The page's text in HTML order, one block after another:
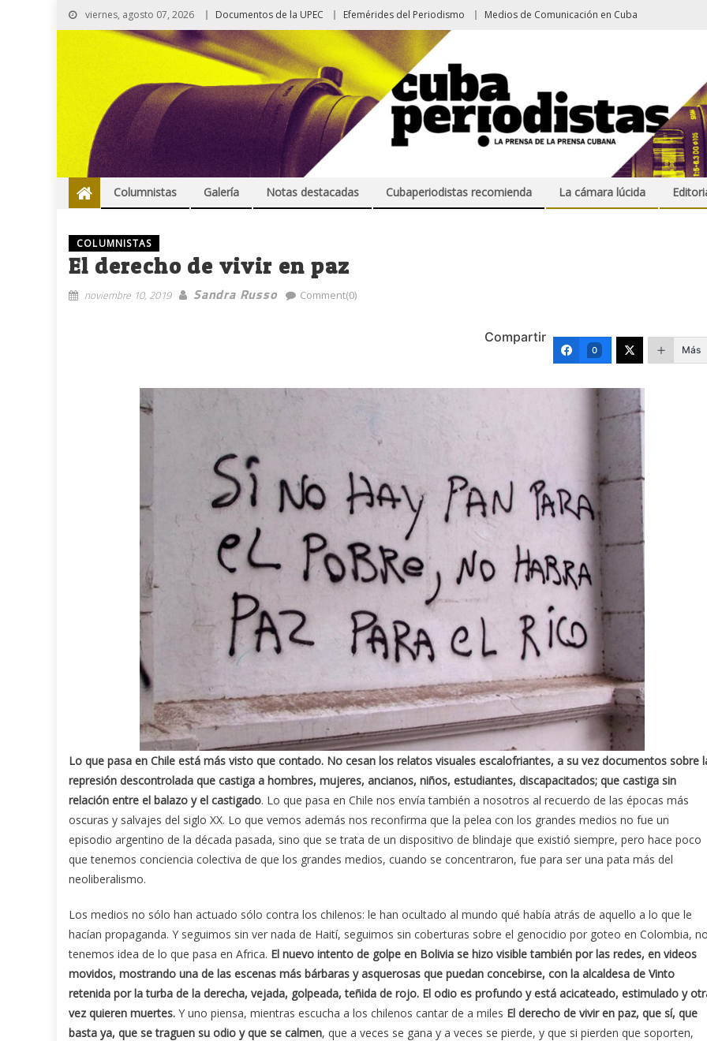
viernes, agosto 07, 2026 Documentos de la UPEC Efemérides del Periodismo Medios de Comunicación en Cuba
Columnistas Galería Notas destacadas Cubaperiodistas recomienda La cámara lúcida
COLUMNISTAS
El derecho de vivir en paz
noviembre 10, 2019 Sandra Russo Comment(0)
Compartir
0 Más
Lo que pasa en Chile está más visto que contado. No cesan los relatos visuales escalofriantes, a su vez documentos sobre
represión descontrolada que castiga a hombres, mujeres, ancianos, niños, estudiantes, discapacitados; que castiga sin
relación entre el balazo y el castigado. Lo que pasa en Chile nos envía también a nosotros al recuerdo de las épocas más
oscuras y salvajes del siglo XX. Lo que vemos además nos reconfirma que la pelea con los grandes medios no fue un
episodio argentino de la década pasada, sino que se trata de un dispositivo de blindaje que existió siempre, pero hace poco
que tenemos conciencia colectiva de que los grandes medios, cuando se concentraron, fue para ser una pata más del
neoliberalismo.
Los medios no sólo han actuado sólo contra los chilenos: le han ocultado al mundo qué había atrás de aquello a lo que le
hacían propaganda. Y seguimos sin ver nada de Haití, seguimos sin coberturas sobre el genocidio por goteo en Colombia,
tenemos idea de lo que pasa en Africa. El nuevo intento de golpe en Bolivia se hizo visible también por las redes, en videos
movidos, mostrando una de las escenas más bárbaras y asquerosas que puedan concebirse, con la alcaldesa de Vinto
retenida por la turba de la derecha, vejada, golpeada, teñida de rojo. El odio es profundo y está acicateado, estimulado y
vez quieren muertes. Y uno piensa, mientras escucha a los chilenos cantar de a miles El derecho de vivir en paz, que sí, que
basta ya, que se traguen su odio y que se calmen, que a veces se gana y a veces se pierde, y que si pierden que soporten,